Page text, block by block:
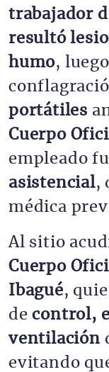
trabajador
resultó
humo,
portátiles
Cuerpo
empleado
asistencial,
médica
Al sitio
Cuerpo
Ibagué,
decontrol,
ventilación
evitando